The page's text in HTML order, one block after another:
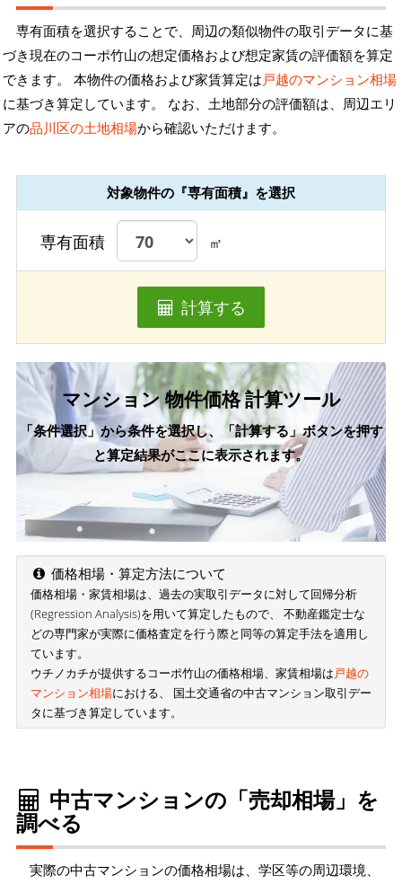
専有面積を選択することで、周辺の類似物件の取引データに基
づき現在のコーポ竹山の想定価格および想定家賃の評価額を算定
できます。 本物件の価格および家賃算定は戸越のマンション相場
に基づき算定しています。 なお、土地部分の評価額は、周辺エリ
アの品川区の土地相場から確認いただけます。
対象物件の『専有面積』を選択
専有面積 ㎡
計算する
マンション 物件価格 計算ツール
「条件選択」から条件を選択し、「計算する」ボタンを押す
と算定結果がここに表示されます。
価格相場・算定方法について
価格相場・家賃相場は、過去の実取引データに対して回帰分析
(Regression Analysis)を用いて算定したもので、 不動産鑑定士な
どの専門家が実際に価格査定を行う際と同等の算定手法を適用し
ています。
ウチノカチが提供するコーポ竹山の価格相場、家賃相場は戸越の
マンション相場における、 国土交通省の中古マンション取引デー
タに基づき算定しています。
中古マンションの「売却相場」を
調べる
実際の中古マンションの価格相場は、学区等の周辺環境、